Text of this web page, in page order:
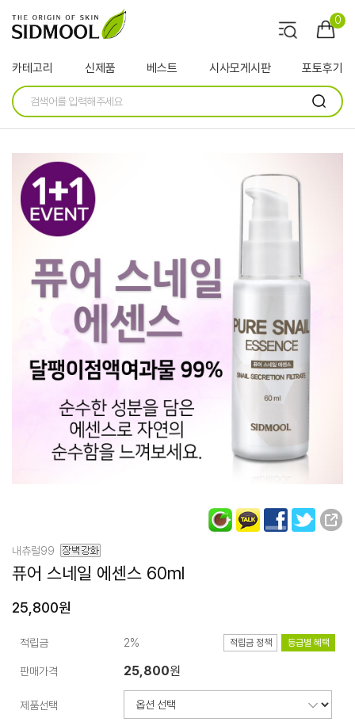
0
카테고리 신제품 베스트 시사모게시판 포토후기
내츄럴99
퓨어 스네일 에센스 60ml
25,800원
적립금 2% 적립금 정책 등급별 혜택
판매가격 25,800원
제품선택